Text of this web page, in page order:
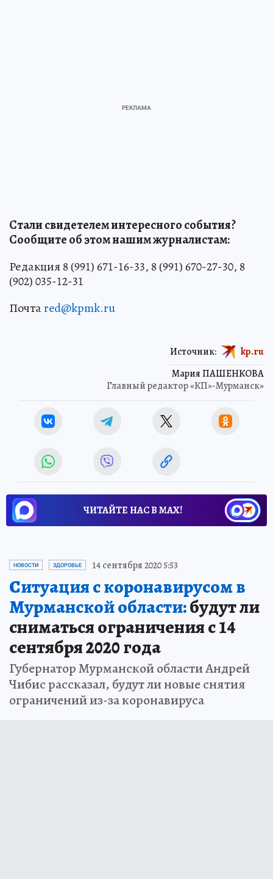
Стали свидетелем интересного события?
Сообщите об этом нашим журналистам:
Редакция 8 (991) 671-16-33, 8 (991) 670-27-30, 8
(902) 035-12-31
Почтаred@kpmk.ru
Мария ПАШЕНКОВА
Главный редактор «КП»-Мурманск»
Источник: kp.ru
ЧИТАЙТЕ НАС В МАХ!
НОВОСТИ ЗДОРОВЬЕ 14 сентября 2020 5:53
Ситуация с коронавирусом в
Мурманской области:будут ли
сниматься ограничения с 14
сентября 2020 года
Губернатор Мурманской области Андрей
Чибис рассказал, будут ли новые снятия
ограничений из-за коронавируса